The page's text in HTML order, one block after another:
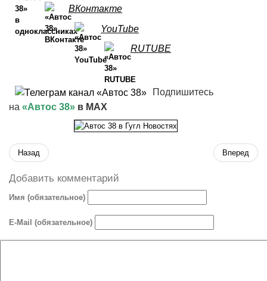
ВКонтакте
YouTube
RUTUBE
Подпишитесь
на «Автос 38» в MAX
Назад Вперед
Добавить комментарий
Имя (обязательное)
E-Mail (обязательное)